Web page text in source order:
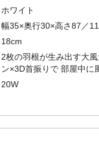
ホワイト
幅35×奥行30×高さ87／
18cm
2枚の羽根が生み出す大
ン×3D首振りで 部屋中に
20W
１・2・4・6時間の4段階